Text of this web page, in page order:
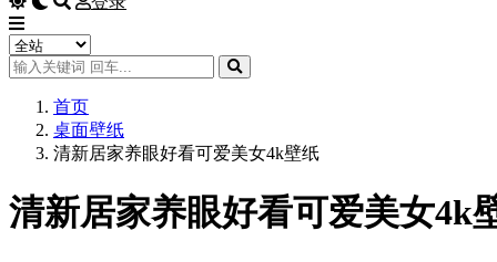
首页
桌面壁纸
清新居家养眼好看可爱美女4k壁纸
清新居家养眼好看可爱美女4k